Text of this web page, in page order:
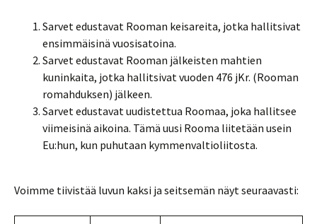
Sarvet edustavat Rooman keisareita, jotka hallitsivat
ensimmäisinä vuosisatoina.
Sarvet edustavat Rooman jälkeisten mahtien
kuninkaita, jotka hallitsivat vuoden 476 jKr. (Rooman
romahduksen) jälkeen.
Sarvet edustavat uudistettua Roomaa, joka hallitsee
viimeisinä aikoina. Tämä uusi Rooma liitetään usein
Eu:hun, kun puhutaan kymmenvaltioliitosta.
Voimme tiivistää luvun kaksi ja seitsemän näyt seuraavasti: